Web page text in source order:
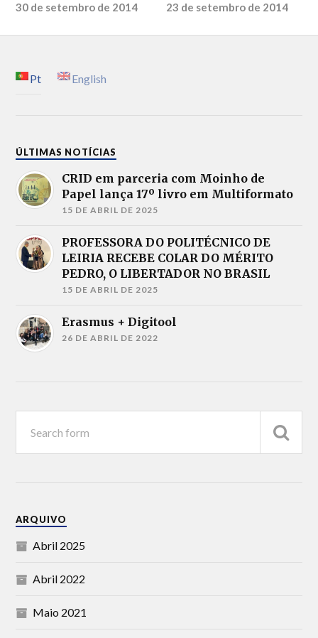
30 de setembro de 2014 23 de setembro de 2014
Pt English
ÚLTIMAS NOTÍCIAS
CRID em parceria com Moinho de
Papel lança 17º livro em Multiformato
15 DE ABRIL DE 2025
PROFESSORA DO POLITÉCNICO DE
LEIRIA RECEBE COLAR DO MÉRITO
PEDRO, O LIBERTADOR NO BRASIL
15 DE ABRIL DE 2025
Erasmus + Digitool
26 DE ABRIL DE 2022
ARQUIVO
Abril 2025
Abril 2022
Maio 2021